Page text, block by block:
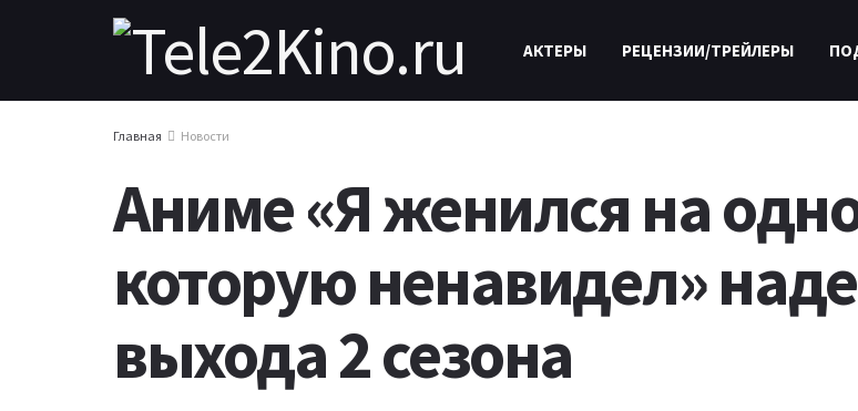
АКТЕРЫ РЕЦЕНЗИИ/ТРЕЙЛЕРЫ
Главная Новости
Аниме «Я женился на
которую ненавидел»
выхода 2 сезона